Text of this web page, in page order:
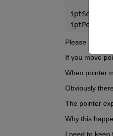
Please run
If you move
When pointer
Obviously
The pointer
Why this
I need to keep